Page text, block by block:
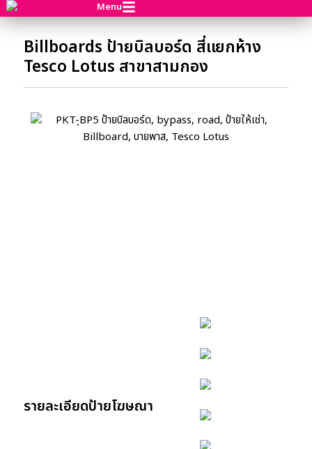
Menu
Billboards ป้ายบิลบอร์ด สี่แยกห้าง
Tesco Lotus สาขาสามกอง
รายละเอียดป้ายโฆษณา